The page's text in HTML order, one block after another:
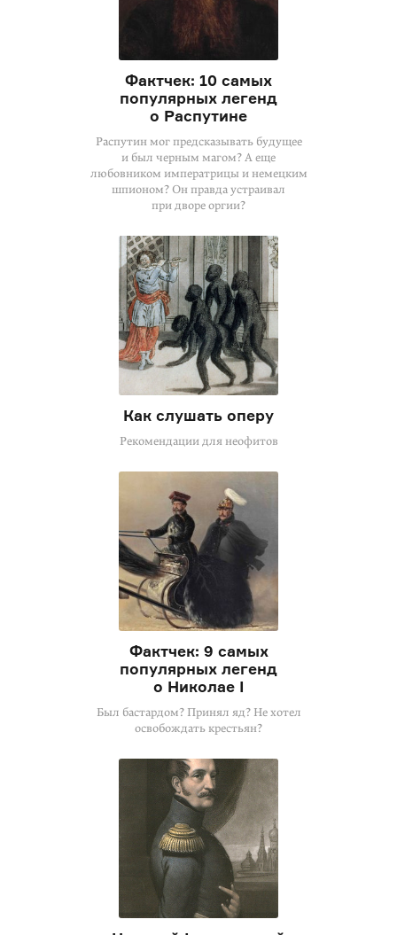
Фактчек: 10 самых
популярных легенд
о Распутине
Распутин мог предсказывать будущее
и был черным магом? А еще
любовником императрицы и немецким
шпионом? Он правда устраивал
при дворе оргии?
Как слушать оперу
Рекомендации для неофитов
Фактчек: 9 самых
популярных легенд
о Николае I
Был бастардом? Принял яд? Не хотел
освобождать крестьян?